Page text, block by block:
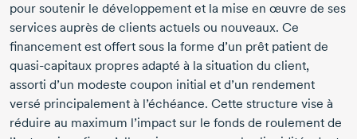
pour soutenir le développement et la mise en œuvre de ses
services auprès de clients actuels ou nouveaux. Ce
financement est offert sous la forme d’un prêt patient de
quasi-capitaux propres adapté à la situation du client,
assorti d’un modeste coupon initial et d’un rendement
versé principalement à l’échéance. Cette structure vise à
réduire au maximum l’impact sur le fonds de roulement de